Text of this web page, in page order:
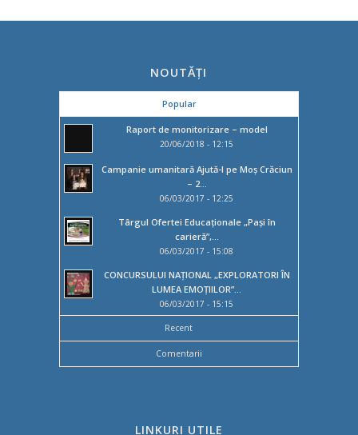
NOUTĂȚI
Popular
Raport de monitorizare – model
20/06/2018 - 12:15
Campanie umanitară Ajută-l pe Moș Crăciun
– 2...
06/03/2017 - 12:25
Târgul Ofertei Educaţionale „Paşi în
carieră”,...
06/03/2017 - 15:08
CONCURSULUI NAȚIONAL „EXPLORATORI ÎN
LUMEA EMOȚIILOR”...
06/03/2017 - 15:15
Recent
Comentarii
LINKURI UTILE